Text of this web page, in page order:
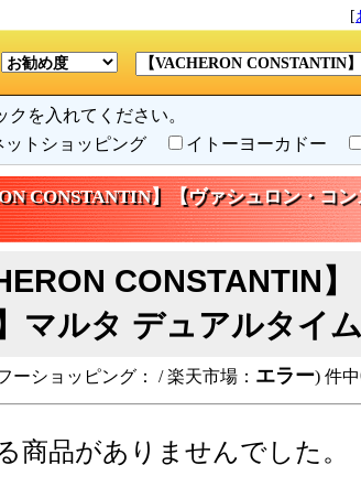
[
を入れてください。
ットショッピング イトーヨーカドー
CONSTANTIN】【ヴァシュロン・コ
CONSTANTIN
マルタ デュアルタイ
ーショッピング： / 楽天市場： エラー) 件中
商品がありませんでした。